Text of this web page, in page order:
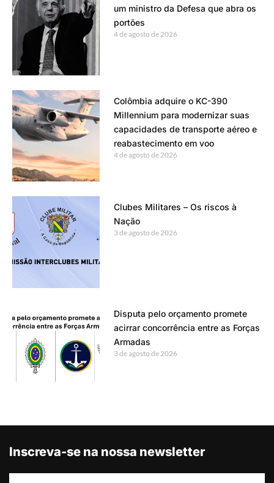
um ministro da Defesa que abra os
portões
4 de agosto de 2026
Colômbia adquire o KC-390
Millennium para modernizar suas
capacidades de transporte aéreo e
reabastecimento em voo
4 de agosto de 2026
Clubes Militares – Os riscos à
Nação
3 de agosto de 2026
Disputa pelo orçamento promete
acirrar concorrência entre as Forças
Armadas
3 de agosto de 2026
Inscreva-se na nossa newsletter